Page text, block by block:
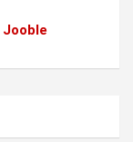
Jooble